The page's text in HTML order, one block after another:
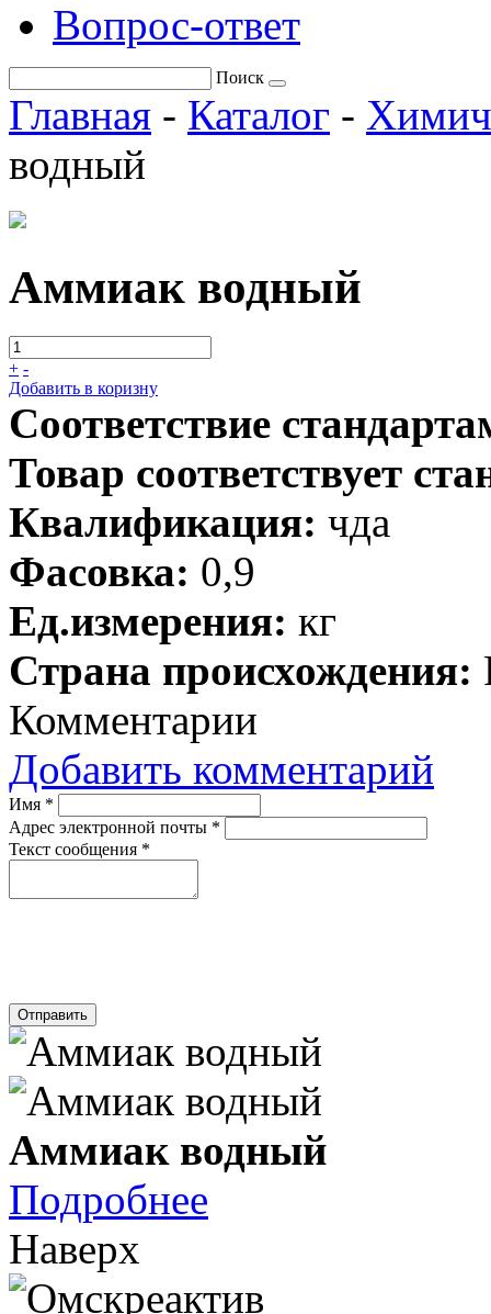
Вопрос-ответ
Поиск
Главная - Каталог -
водный
Аммиак водный
+ -
Добавить в коризну
Соответствие
Товар соответствует
Квалификация: чда
Фасовка: 0,9
Ед.измерения: кг
Страна происхождения:
Комментарии
Добавить комментарий
Имя *
Адрес электронной почты *
Текст сообщения *
Отправить
Аммиак водный
Подробнее
Наверх